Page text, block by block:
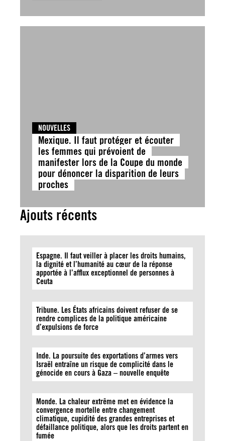
NOUVELLES
Mexique. Il faut protéger et écouter
les femmes qui prévoient de
manifester lors de la Coupe du monde
pour dénoncer la disparition de leurs
proches
Ajouts récents
Espagne. Il faut veiller à placer les droits humains,
la dignité et l’humanité au cœur de la réponse
apportée à l’afflux exceptionnel de personnes à
Ceuta
Tribune. Les États africains doivent refuser de se
rendre complices de la politique américaine
d’expulsions de force
Inde. La poursuite des exportations d’armes vers
Israël entraîne un risque de complicité dans le
génocide en cours à Gaza – nouvelle enquête
Monde. La chaleur extrême met en évidence la
convergence mortelle entre changement
climatique, cupidité des grandes entreprises et
défaillance politique, alors que les droits partent en
fumée